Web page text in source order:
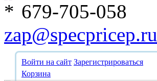
679-705-058
zap@specpricep.ru
Войти на сайт Зарегистрироваться
Корзина